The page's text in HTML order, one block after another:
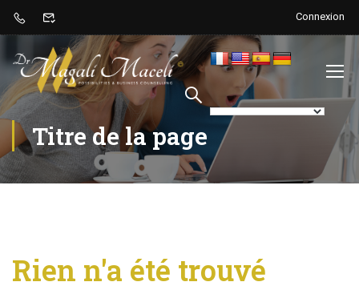
Connexion
Titre de la page
Rien n'a été trouvé